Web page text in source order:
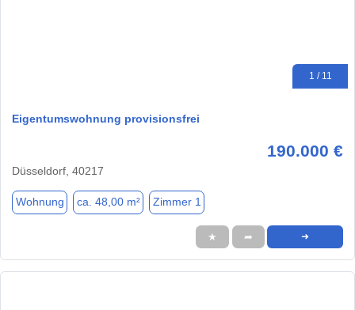
1 / 11
Eigentumswohnung provisionsfrei
190.000 €
Düsseldorf, 40217
Wohnung ca. 48,00 m² Zimmer 1
★ ➦ ➜